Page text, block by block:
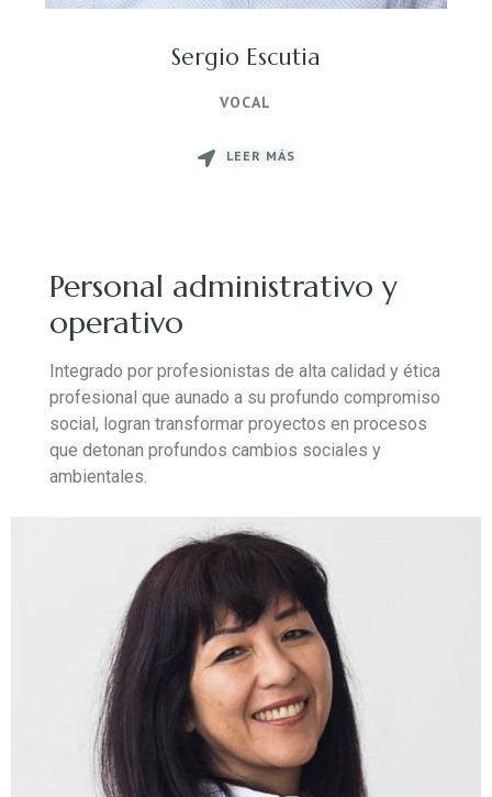
Sergio Escutia
VOCAL
LEER MÁS
Personal administrativo y
operativo
Integrado por profesionistas de alta calidad y ética
profesional que aunado a su profundo compromiso
social, logran transformar proyectos en procesos
que detonan profundos cambios sociales y
ambientales.